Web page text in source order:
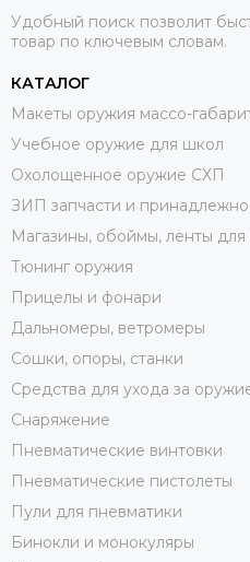
Удобный поиск позволит
товар по ключевым словам.
КАТАЛОГ
Макеты оружия массо-
Учебное оружие для школ
Охолощенное оружие СХП
ЗИП запчасти и
Магазины, обоймы, ленты
Тюнинг оружия
Прицелы и фонари
Дальномеры, ветромеры
Сошки, опоры, станки
Средства для ухода за
Снаряжение
Пневматические винтовки
Пневматические пистолеты
Пули для пневматики
Бинокли и монокуляры